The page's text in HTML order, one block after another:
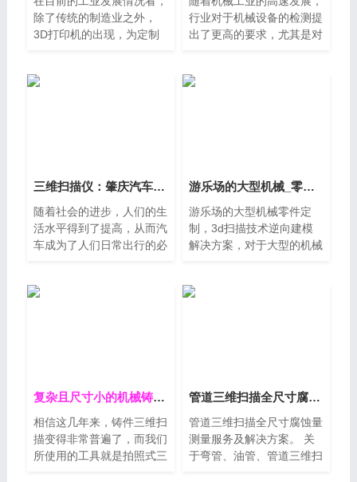
除了传统的制造业之外，
3D打印机的出现，为定制
速成形的正向制造工艺，它
行业对于机械设备的检测提
出了更高的要求，尤其是对
方面的要求，更是要做高精
三维扫描仪：肇庆汽车零部件,汽配零件三维扫描尺寸检测服务
随着社会的进步，人们的生
活水平得到了提高，从而汽
车成为了人们日常出行的必
部件的公司为了脱颖而出，
同。但有一些小尺寸高精度
直困扰
游乐场的大型机械_零件定制三维扫描_3d扫描技术逆向建模解决方案
游乐场的大型机械零件定
制，3d扫描技术逆向建模
解决方案，对于大型的机械
像螺丝等等那些标准件随处
复杂且尺寸小的机械铸件_三维扫描仪快速得到3d数据_逆向设计建模
相信这几年来，铸件三维扫
描变得非常普遍了，而我们
所使用的工具就是拍照式三
管道三维扫描全尺寸腐蚀量测量服务及解决方案
管道三维扫描全尺寸腐蚀量
测量服务及解决方案。 关
于弯管、油管、管道三维扫